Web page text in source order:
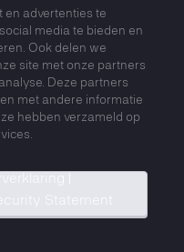
en advertenties te
media te bieden en
Ook delen we
site met onze partners
Deze partners
met andere informatie
hebben verzameld op
Statement